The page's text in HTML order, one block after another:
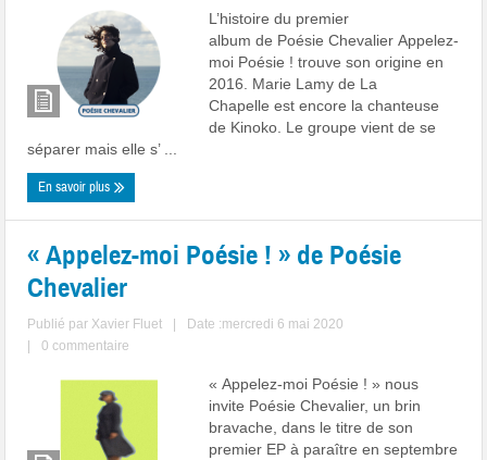
L’histoire du premier
album de Poésie Chevalier Appelez-
moi Poésie ! trouve son origine en
2016. Marie Lamy de La
Chapelle est encore la chanteuse
de Kinoko. Le groupe vient de se
séparer mais elle s’ ...
En savoir plus
« Appelez-moi Poésie ! » de Poésie
Chevalier
Publié par Xavier Fluet
Date :mercredi 6 mai 2020
0 commentaire
« Appelez-moi Poésie ! » nous
invite Poésie Chevalier, un brin
bravache, dans le titre de son
premier EP à paraître en septembre